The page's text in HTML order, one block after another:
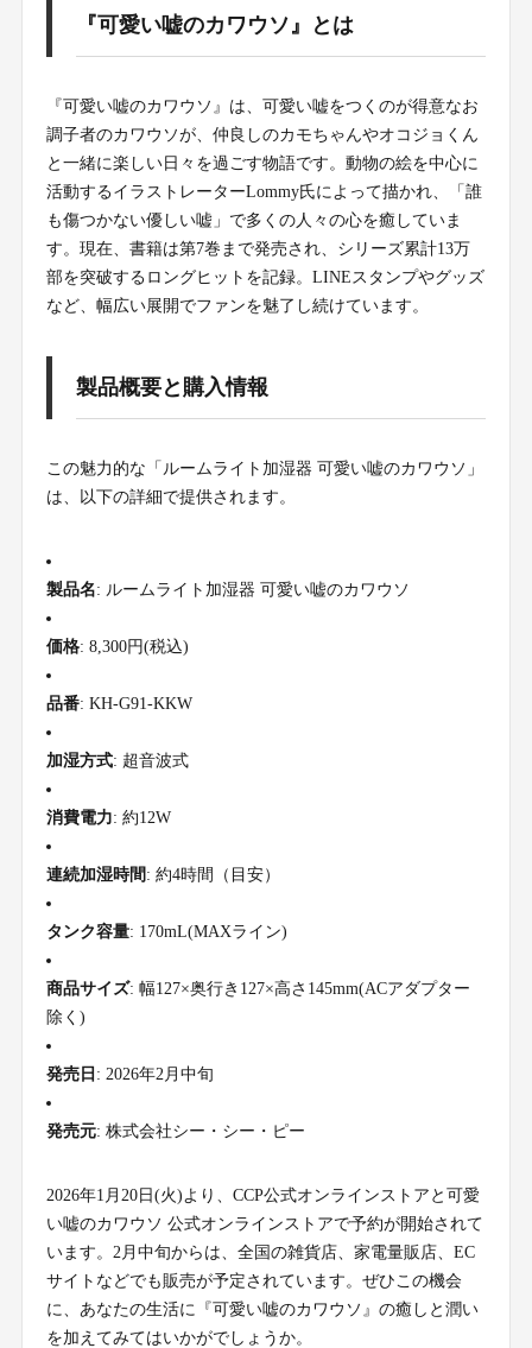
『可愛い嘘のカワウソ』とは
『可愛い嘘のカワウソ』は、可愛い嘘をつくのが得意なお
調子者のカワウソが、仲良しのカモちゃんやオコジョくん
と一緒に楽しい日々を過ごす物語です。動物の絵を中心に
活動するイラストレーターLommy氏によって描かれ、「誰
も傷つかない優しい嘘」で多くの人々の心を癒していま
す。現在、書籍は第7巻まで発売され、シリーズ累計13万
部を突破するロングヒットを記録。LINEスタンプやグッズ
など、幅広い展開でファンを魅了し続けています。
製品概要と購入情報
この魅力的な「ルームライト加湿器 可愛い嘘のカワウソ」
は、以下の詳細で提供されます。
製品名: ルームライト加湿器 可愛い嘘のカワウソ
価格: 8,300円(税込)
品番: KH-G91-KKW
加湿方式: 超音波式
消費電力: 約12W
連続加湿時間 : 約4時間（目安）
タンク容量: 170mL(MAXライン)
商品サイズ: 幅127×奥行き127×高さ145mm(ACアダプター
除く)
発売日 : 2026年2月中旬
発売元: 株式会社シー・シー・ピー
2026年1月20日(火)より、CCP公式オンラインストアと可愛
い嘘のカワウソ 公式オンラインストアで予約が開始されて
います。2月中旬からは、全国の雑貨店、家電量販店、EC
サイトなどでも販売が予定されています。ぜひこの機会
に、あなたの生活に『可愛い嘘のカワウソ』の癒しと潤い
を加えてみてはいかがでしょうか。